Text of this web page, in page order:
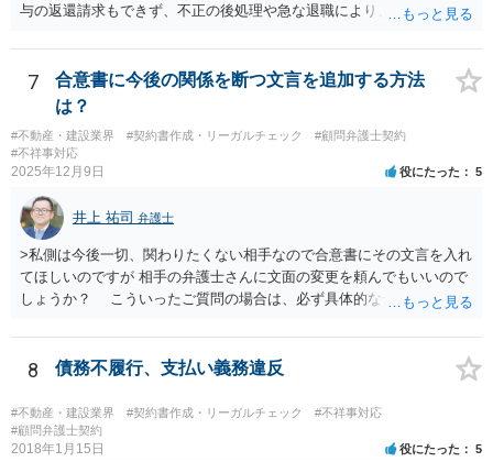
与の返還請求もできず、不正の後処理や急な退職により、社や他のス
状況です。」 大変悪質ですね。打刻場所のデータと、これまでのタイ
ムカードの虚偽を確認し、突き付けて責任を問題にすることになるで
しょう。 詐欺もありうるでしょうね。 「正しい時間がわからないとい
うタイムカード不正打刻による返還請求はどのようにおこなえばよい
でしょうか？」 想定できる虚偽を前提に、相手と協議して詰めればよ
いかと思います。 確実な記録があれば、それによるのがよいですが、
弁護士と相談しながら、対応策を検討する方がよいでしょう。 また、
返還が難しい場合、損害賠償を請求する事はできますでしょうか？ 法
的には可能ですが、立証の問題があります。 協議でも問題にできそう
ですが、調停なども検討できるでしょう。 また、返還請求も損害賠償
請求もせず、「詐欺」として、警察に被害届を出す事は可能でしょう
上がります。 警察に相談されてもよい事案だとは思います。
7
合意書に今後の関係を断つ文言を追加する方法
は？
#不動産・建設業界 #契約書作成・リーガルチェック
#顧問弁護士契約
#不祥事対応
2025年12月9日 役にたった 5
井上 祐司 弁護士
>私側は今後一切、関わりたくない相手なので合意書にその文言を入れ
てほしいのですが 相手の弁護士さんに文面の変更を頼んでもいいので
しょうか？ こういったご質問の場合は、必ず具体的な合意書案をも
には、ご質問のような懸念を払しょくするために、 「甲及び乙は，本
示談書に記載するもののほか，甲と乙の間には何らの債権債務が存し
です。 以上に加え、「本件については，当事者協議の結果，上記示
談条件のとおり示談が成立したので，今後本件の上記示談内容に関し
てはどんな事情が生じても双方共裁判上又は裁判外においても一切異
8 債務不履行、支払い義務違反
#不動産・建設業界 #契約書作成・リーガルチェック
#不祥事対応
#顧問弁護士契約
2018年1月15日 役にたった 5